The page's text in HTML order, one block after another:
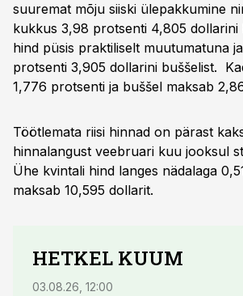
suuremat mõju siiski ülepakkumine
kukkus 3,98 protsenti 4,805 dollarini
hind püsis praktiliselt muutumatuna
protsenti 3,905 dollarini buššelist.
1,776 protsenti ja buššel maksab
Töötlemata riisi hinnad on pärast
hinnalangust veebruari kuu jooksul
Ühe kvintali hind langes nädalaga
maksab 10,595 dollarit.
HETKEL KUUM
03.08.26, 12:00